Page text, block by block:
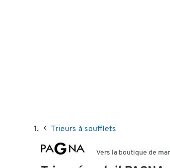
Trieurs à soufflets
Vers la boutique de